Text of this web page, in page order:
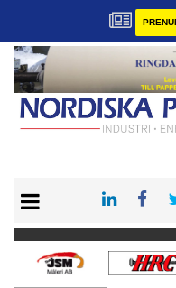
KONTAKT
VÅRA ANDRA